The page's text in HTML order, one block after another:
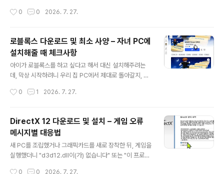
g)이 2026년 7월 21일자로 자바 에디션의 공식 사양 기
고 계셨다면 다시 확인이 필요해졌습니다. 마인크래프트
(Minecraft)는 자바 에디션과 베드락 에디션을 통합 실행
할 수 있는 런처를 통해 간편하게 설치할 수 있습니다. 두
에디션은 사양 요구치도 다르고, 모드 지원 여부도 다르기
때문에 자녀 PC에 설치해줄 때는 이 부분까지 함께 확인해
사양 기준과, 자녀 PC에 설치해줄 때 마이크로소프트 계정
0 0 2026. 7. 27.
로블록스 다운로드 및 최소 사양 – 자녀 PC에
설치해줄 때 체크사항
아이가 로블록스를 하고 싶다고 해서 대신 설치해주려는
데, 막상 시작하려니 우리 집 PC에서 제대로 돌아갈지, 어
픽 요구 사양이 매우 낮은 편이라 대부분의 가정용 PC에서
계정 생성이나 기본 안전 설정도 함께 챙겨두면 좋습니다.
로블록스(Roblox)는 무료로 다운로드해서 바로 플레이할
수 있는 게임 플랫폼입니다.이 글에서는 로블록스를 설치
하기 전에 확인할 사양과, 자녀 PC에 처음 설치해줄 때 함
0 1 2026. 7. 27.
DirectX 12 다운로드 및 설치 – 게임 오류
메시지별 대응법
새 PC를 조립했거나 그래픽카드를 새로 장착한 뒤, 게임을
실행했더니 "d3d12.dll이(가) 없습니다" 또는 "이 프로그
0 0 2026. 7. 27.